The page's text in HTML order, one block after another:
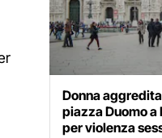
Donna
piazza Duomo
per violenza